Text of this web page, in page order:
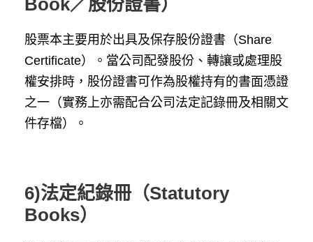
股票本主要用於出具及保存股份證書（Share
Certificate）。當公司配發股份、轉讓或處理股
權安排時，股份證書可作為股權持有的書面憑證
之一（實務上亦需配合公司法定記錄冊及相關文
件存檔）。
6)法定紀錄冊（Statutory
Books）